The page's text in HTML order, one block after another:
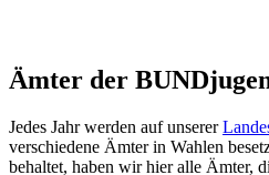
Ämter der
Jedes Jahr werden auf unserer
verschiedene Ämter in Wahlen
behaltet, haben wir hier alle Ämter,